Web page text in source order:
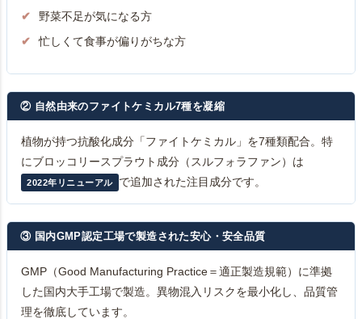
野菜不足が気になる方
忙しくて食事が偏りがちな方
② 自然由来のファイトケミカル7種を凝縮
植物が持つ抗酸化成分「ファイトケミカル」を7種類配合。特
にブロッコリースプラウト成分（スルフォラファン）は
2022年リニューアル で追加された注目成分です。
③ 国内GMP認定工場で製造された安心・安全品質
GMP（Good Manufacturing Practice＝適正製造規範）に準拠
した国内大手工場で製造。異物混入リスクを最小化し、品質管
理を徹底しています。